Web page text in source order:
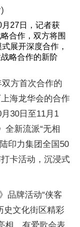
月27日，记者获
合作，双方将围
展开深度合作，
略合作的新阶
方首次合作的
海龙华会的合作
30日至11月1
全新流派“无相
印力集团全国50
卡活动，沉浸式
品牌活动“侠客
史文化街区精彩
相、有爱歌会表